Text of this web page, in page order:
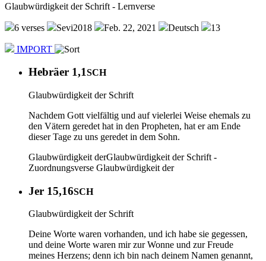
Glaubwürdigkeit der Schrift - Lernverse
6 verses Sevi2018 Feb. 22, 2021 Deutsch 13
IMPORT
Hebräer 1,1SCH
Glaubwürdigkeit der Schrift
Nachdem Gott vielfältig und auf vielerlei Weise ehemals zu
den Vätern geredet hat in den Propheten, hat er am Ende
dieser Tage zu uns geredet in dem Sohn.
Glaubwürdigkeit derGlaubwürdigkeit der Schrift -
Zuordnungsverse Glaubwürdigkeit der
Jer 15,16SCH
Glaubwürdigkeit der Schrift
Deine Worte waren vorhanden, und ich habe sie gegessen,
und deine Worte waren mir zur Wonne und zur Freude
meines Herzens; denn ich bin nach deinem Namen genannt,